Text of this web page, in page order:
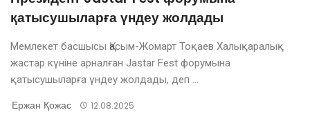
қатысушыларға үндеу жолдады
Мемлекет басшысы Қасым-Жомарт Тоқаев Халықаралық
жастар күніне арналған Jastar Fest форумына
қатысушыларға үндеу жолдады, деп ...
Ержан Қожас 12.08.2025